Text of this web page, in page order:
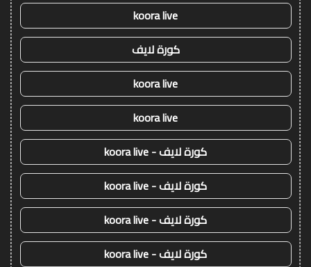
koora live
كورة لايف
koora live
koora live
كورة لايف - koora live
كورة لايف - koora live
كورة لايف - koora live
كورة لايف - koora live